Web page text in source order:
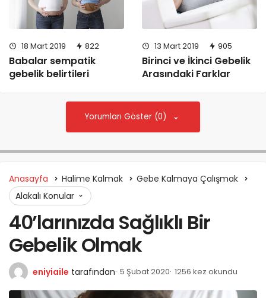
18 Mart 2019 822
Babalar sempatik
gebelik belirtileri
13 Mart 2019 905
Birinci ve İkinci Gebelik
Arasındaki Farklar
Yorumları Göster (0)
Anasayfa Halime Kalmak
Gebe Kalmaya Çalışmak
Alakalı Konular
40’larınızda Sağlıklı Bir
Gebelik Olmak
eniyiaile tarafından 5 Şubat 2020 1256 kez okundu